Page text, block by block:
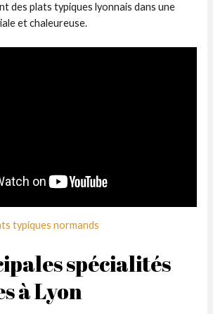
des plats typiques lyonnais dans une
et chaleureuse.
typiques normands
spécialités
à Lyon